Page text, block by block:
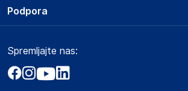
O podjetju
Obvestila za javnost
Akt o digitalnih storitvah
Storitve
Dostava, vnos in odvoz
Zavarovanje izdelkov
Podpora
Marketplace
Kako oddati naročilo?
Spremljajte nas: